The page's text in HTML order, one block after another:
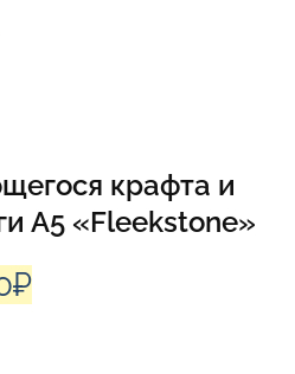
крафта и
А5 «Fleekstone»
₽Текущая